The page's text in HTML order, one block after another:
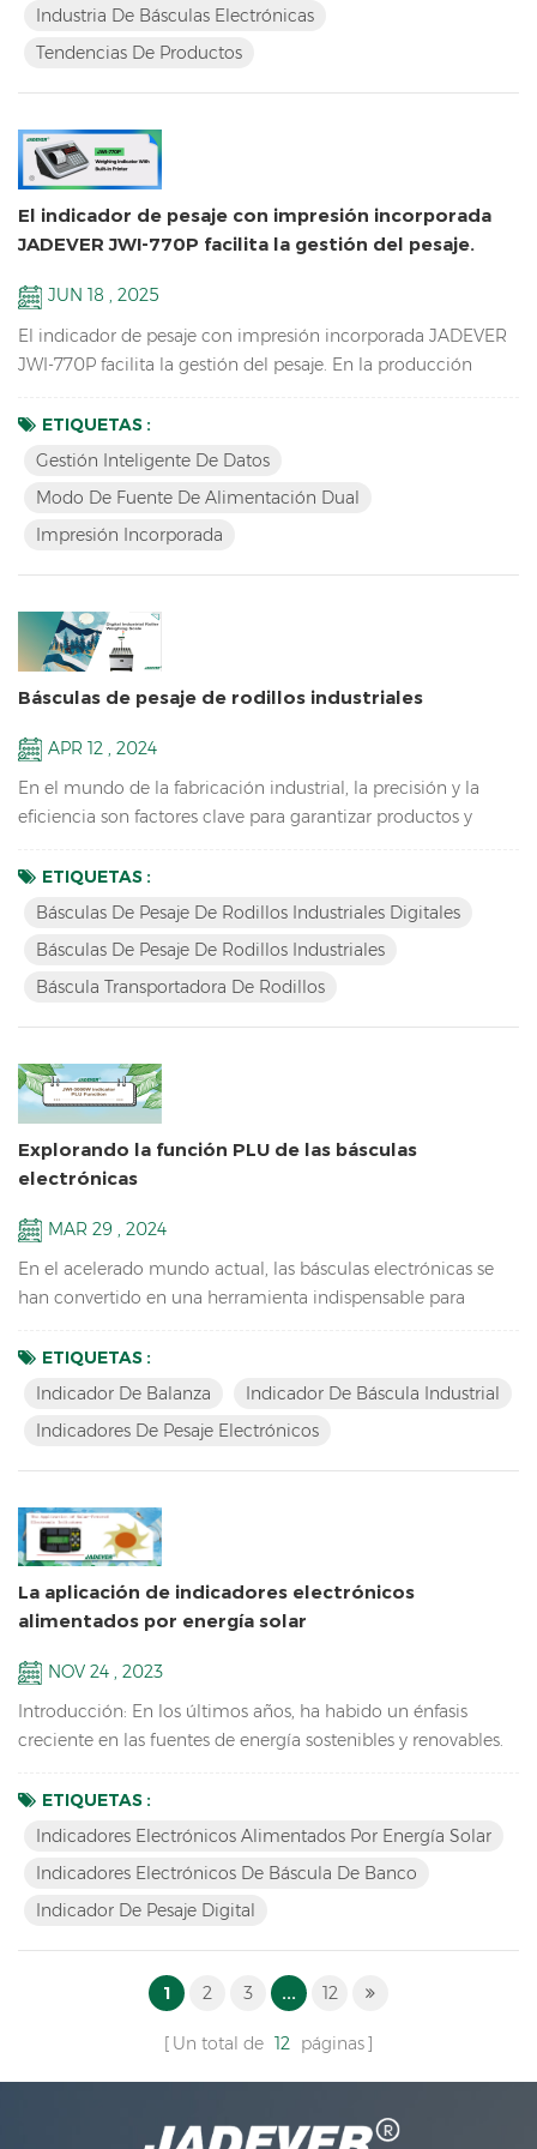
entrarán en vigor en 2026 y 2027. Estas regulaciones ...
Industria De Básculas Electrónicas
Tendencias De Productos
El indicador de pesaje con impresión incorporada
JADEVER JWI-770P facilita la gestión del pesaje.
JUN 18 , 2025
El indicador de pesaje con impresión incorporada JADEVER
JWI-770P facilita la gestión del pesaje. En la producción
eficiencia del proceso de pesaje y la precisión del registro de
datos siempre han sido un desafío para los profesionales. Los
conexión adicional a impresoras, lo que no solo...
ETIQUETAS :
Gestión Inteligente De Datos
Modo De Fuente De Alimentación Dual
Impresión Incorporada
Básculas de pesaje de rodillos industriales
APR 12 , 2024
En el mundo de la fabricación industrial, la precisión y la
eficiencia son factores clave para garantizar productos y
desempeña un papel crucial en este entorno es la báscula de
rodillos industrial. Las básculas industriales de rodillos están
artículos pesados ​​y voluminosos que se tr...
ETIQUETAS :
Básculas De Pesaje De Rodillos Industriales Digitales
Básculas De Pesaje De Rodillos Industriales
Báscula Transportadora De Rodillos
Explorando la función PLU de las básculas
electrónicas
MAR 29 , 2024
En el acelerado mundo actual, las básculas electrónicas se
han convertido en una herramienta indispensable para
y el procesamiento de alimentos. Estas básculas ofrecen una
amplia gama de funciones para mejorar la eficiencia y
características es la función PLU (búsqueda de precios), qu...
ETIQUETAS :
Indicador De Balanza
Indicador De Báscula Industrial
Indicadores De Pesaje Electrónicos
La aplicación de indicadores electrónicos
alimentados por energía solar
NOV 24 , 2023
Introducción: En los últimos años, ha habido un énfasis
creciente en las fuentes de energía sostenibles y renovables.
significativa debido a su potencial para reducir nuestra
dependencia de los combustibles fósiles. Si bien los paneles
electricidad, sus aplicaciones pueden extenderse más all...
ETIQUETAS :
Indicadores Electrónicos Alimentados Por Energía Solar
Indicadores Electrónicos De Báscula De Banco
Indicador De Pesaje Digital
1 2 3 ... 12
Un total de 12 páginas